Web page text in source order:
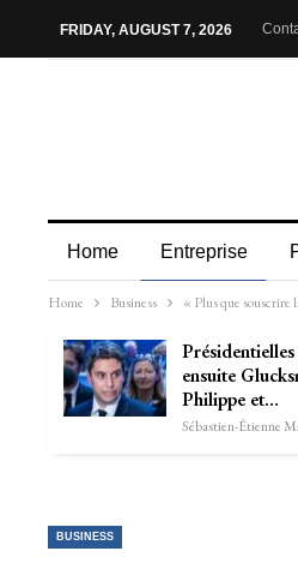
FRIDAY, AUGUST 7, 2026
Home Entreprise
Home Business « Plus que souscrire
ensuite
Philippe et…
BUSINESS